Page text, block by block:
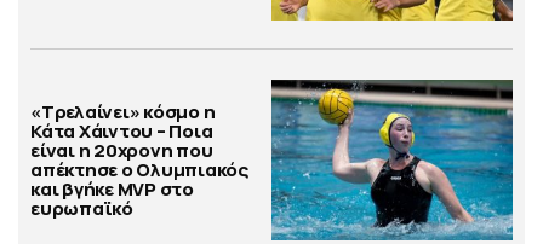
«Τρελαίνει» κόσμο η
Κάτα Χάιντου – Ποια
είναι η 20χρονη που
απέκτησε ο Ολυμπιακός
και βγήκε MVP στο
ευρωπαϊκό